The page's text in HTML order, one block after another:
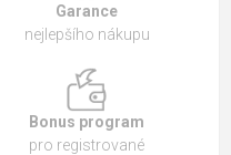
Garance
nejlepšího nákupu
Bonus program
pro registrované